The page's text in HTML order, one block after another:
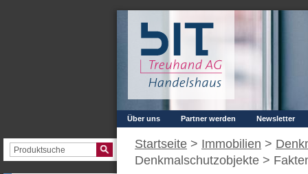
Über uns Partner werden Newsletter
Startseite > Immobilien >
Denkmalschutzobjekte >